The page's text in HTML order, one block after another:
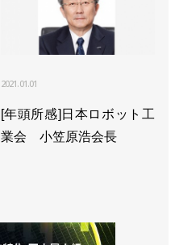
2021.01.01
[年頭所感]日本ロボット工
業会 小笠原浩会長